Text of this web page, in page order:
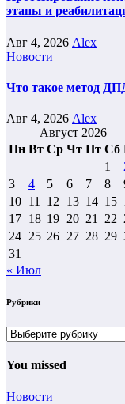
этапы и
Авг 4, 2026 Alex
Новости
Что такое метод
Авг 4, 2026 Alex
Август 2026
Пн Вт Ср Чт Пт Сб
1
3
4 5 6 7 8
10 11 12 13 14 15
17 18 19 20 21 22
24 25 26 27 28 29
31
« Июл
Рубрики
Рубрики
You missed
Новости